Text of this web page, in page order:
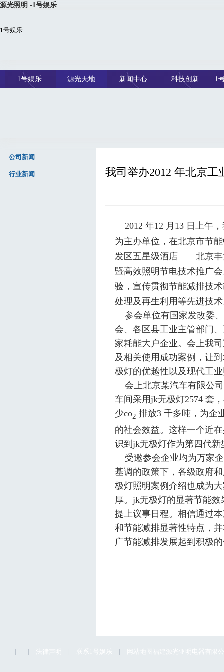
源光照明 -1号娱乐
1号娱乐
1号娱乐 源光天地 新闻中心 科技创新 1
公司新闻
行业新闻 我司举办2012 年北京
2012 年12 月 13 日上午
为主办单位，在北京市节
发区五星级酒店——北京丰
暨高效照明节电技术推广
验，宣传贯彻节能减排技
处理及再生利用等先进技
参会单位有国家发改委
会、各区县工业主管部门
家耗能大户企业。会上我
及相关使用成功案例，让
极灯的优越性以及现代工
会上北京某汽车有限公
车间采用jk无极灯2574 套
少co2 排放3 千多吨，为企
的社会效益。这样一个近
识到 jk无极灯作为第四代
受邀参会企业均为万家
基调的政策下，各级政府
极灯照明案例介绍也成为
厚。 jk无极灯的显著节能
提上议事日程。相信通过
和节能减排显著性特点，
广节能减排发展起到积极
| | 法律声明 | 联系1号娱乐 | 网站地图 福建源光亚明电器有限